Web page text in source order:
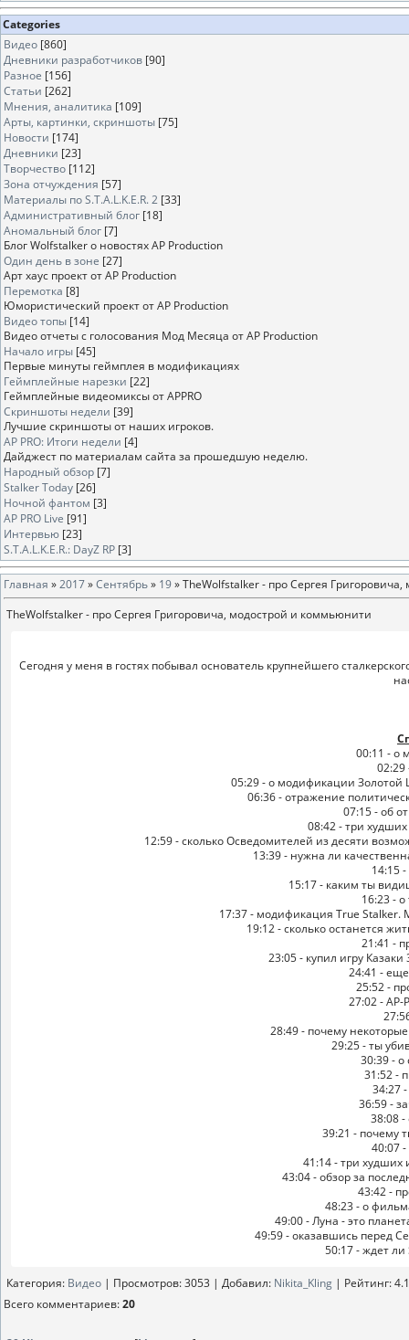
Categories
Видео [860]
Дневники разработчиков [90]
Разное [156]
Статьи [262]
Мнения, аналитика [109]
Арты, картинки, скриншоты [75]
Новости [174]
Дневники [23]
Творчество [112]
Зона отчуждения [57]
Материалы по S.T.A.L.K.E.R. 2 [33]
Административный блог [18]
Аномальный блог [7]
Блог Wolfstalker о новостях AP Production
Один день в зоне [27]
Арт хаус проект от AP Production
Перемотка [8]
Юмористический проект от AP Production
Видео топы [14]
Видео отчеты с голосования Мод Месяца от AP Production
Начало игры [45]
Первые минуты геймплея в модификациях
Геймплейные нарезки [22]
Геймплейные видеомиксы от APPRO
Скриншоты недели [39]
Лучшие скриншоты от наших игроков.
AP PRO: Итоги недели [4]
Дайджест по материалам сайта за прошедшую неделю.
Народный обзор [7]
Stalker Today [26]
Ночной фантом [3]
AP PRO Live [91]
Интервью [23]
S.T.A.L.K.E.R.: DayZ RP [3]
Главная »2017»Сентябрь» 19» TheWolfstalker - про Сергея
TheWolfstalker - про Сергея Григоровича, модострой и коммьюнити
Сегодня у меня в гостях побывал основатель крупнейшего
00:11 - о
02:29
05:29 - о модификации
06:36 - отражение
07:15 - об
08:42 - три
12:59 - сколько Осведомителей из десяти
13:39 - нужна ли
14:15
15:17 - каким ты
16:23 -
17:37 - модификация True Stalker.
19:12 - сколько останется
21:41 -
23:05 - купил игру
24:41 -
25:52 -
27:02 - AP-
28:49 - почему
29:25 - ты
30:39 -
31:52 -
34:27
36:59 -
38:08
39:21 - почему
40:07
41:14 - три худших
43:04 - обзор за
43:42 -
48:23 - о
49:00 - Луна - это
49:59 - оказавшись перед
50:17 - ждет ли
Категория: Видео | Просмотров: 3053 | Добавил: Nikita_Kling | Рейтинг:4.1
Всего комментариев:20